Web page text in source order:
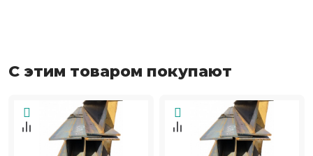
С этим товаром покупают